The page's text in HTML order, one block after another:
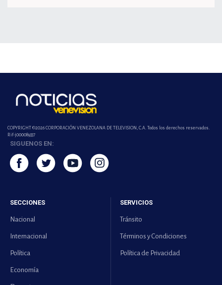
COPYRIGHT ©2026 CORPORACIÓN VENEZOLANA DE TELEVISION, C.A. Todos los derechos reservados.
Rif-j000089337
SIGUENOS EN:
SECCIONES
Nacional
Internacional
Política
Economía
SERVICIOS
Tránsito
Términos y Condiciones
Política de Privacidad